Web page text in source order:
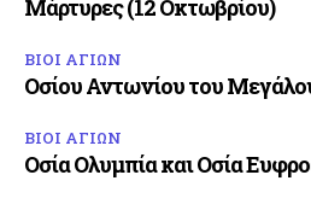
Μάρτυρες (12 Οκτωβρίου)
ΒΙΟΙ ΑΓΙΩΝ
Οσίου Αντωνίου του
ΒΙΟΙ ΑΓΙΩΝ
Οσία Ολυμπία και Οσία